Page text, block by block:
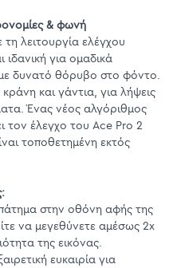
& φωνή
λειτουργία ελέγχου
ιδανική για ομαδικά
δυνατό θόρυβο στο φόντο.
και γάντια, για λήψεις
Ένας νέος αλγόριθμος
τον έλεγχο του Ace Pro 2
τοποθετημένη εκτός
στην οθόνη αφής της
να μεγεθύνετε αμέσως 2x
της εικόνας.
ευκαιρία για